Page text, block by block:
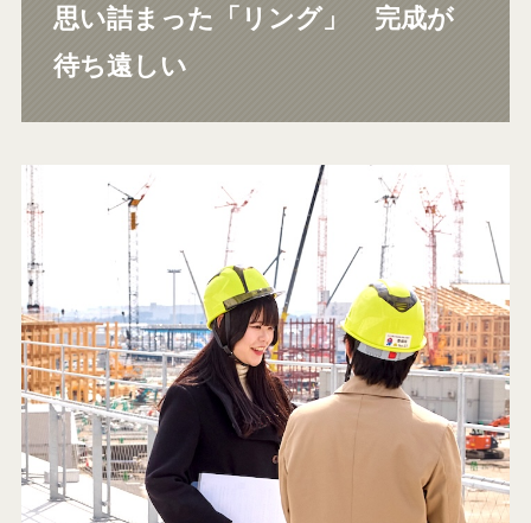
思い詰まった「リング」 完成が
待ち遠しい